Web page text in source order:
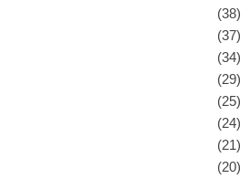
(38)
(37)
(34)
(29)
(25)
(24)
(21)
(20)